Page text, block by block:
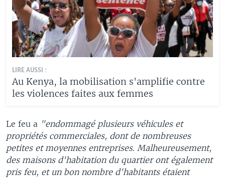
LIRE AUSSI :
Au Kenya, la mobilisation s'amplifie contre
les violences faites aux femmes
Le feu a "endommagé plusieurs véhicules et
propriétés commerciales, dont de nombreuses
petites et moyennes entreprises. Malheureusement,
des maisons d'habitation du quartier ont également
pris feu, et un bon nombre d'habitants étaient